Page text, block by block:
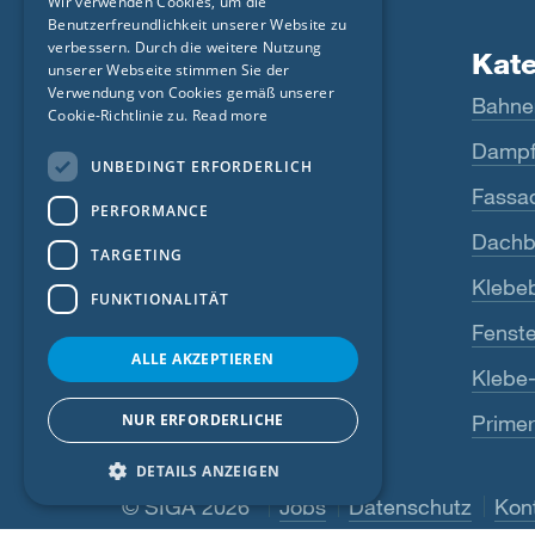
Produkte
Fentrim
Rissan
Primur
Alle anzeigen
Primer
© SIGA 2026
Footer-NavigationJobs Datenschutz
FRENCH
CZECH
NORWEGIAN
Benutzerfreundlichkeit unserer Website zu
verbessern. Durch die weitere Nutzung
unserer Webseite stimmen Sie der
Verwendung von Cookies gemäß unserer
Cookie-Richtlinie zu. Read more
UNBEDINGT ERFORDERLICH
PERFORMANCE
TARGETING
FUNKTIONALITÄT
ALLE AKZEPTIEREN
NUR ERFORDERLICHE
DETAILS ANZEIGEN